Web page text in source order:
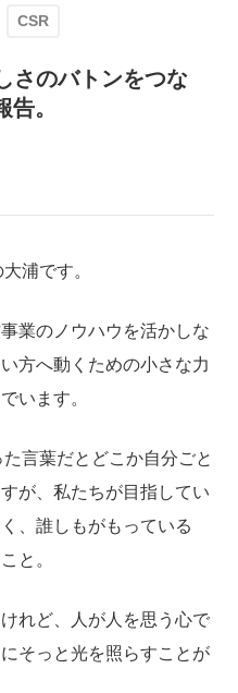
CSR
さのバトンをつな
。
浦です。
業のノウハウを活かしな
方へ動くための小さな力
います。
言葉だとどこか自分ごと
が、私たちが目指してい
、誰しもがもっている
と。
れど、人が人を思う心で
そっと光を照らすことが